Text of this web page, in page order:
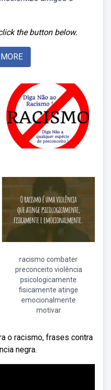
the button below.
racismo combater
preconceito violência
psicologicamente
fisicamente atinge
emocionalmente
motivar
o racismo, frases contra
negra.